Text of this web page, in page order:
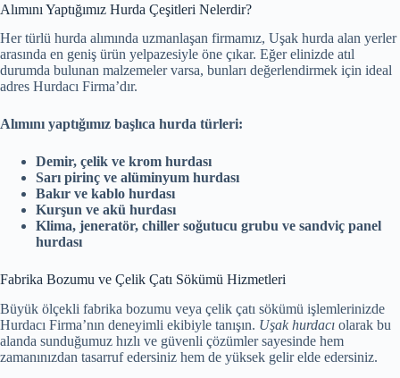
Alımını Yaptığımız Hurda Çeşitleri Nelerdir?
Her türlü hurda alımında uzmanlaşan firmamız, Uşak hurda alan yerler
arasında en geniş ürün yelpazesiyle öne çıkar. Eğer elinizde atıl
durumda bulunan malzemeler varsa, bunları değerlendirmek için ideal
adres Hurdacı Firma’dır.
Alımını yaptığımız başlıca hurda türleri:
Demir, çelik ve krom hurdası
Sarı pirinç ve alüminyum hurdası
Bakır ve kablo hurdası
Kurşun ve akü hurdası
Klima, jeneratör, chiller soğutucu grubu ve sandviç panel
hurdası
Fabrika Bozumu ve Çelik Çatı Sökümü Hizmetleri
Büyük ölçekli fabrika bozumu veya çelik çatı sökümü işlemlerinizde
Hurdacı Firma’nın deneyimli ekibiyle tanışın. Uşak hurdacı olarak bu
alanda sunduğumuz hızlı ve güvenli çözümler sayesinde hem
zamanınızdan tasarruf edersiniz hem de yüksek gelir elde edersiniz.